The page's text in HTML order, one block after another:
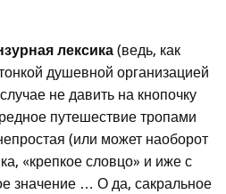
лексика(ведь, как
душевной организацией
не давить на кнопочку
путешествие тропами
(или может наоборот
«крепкое словцо» и иже с
значение … О да, сакральное